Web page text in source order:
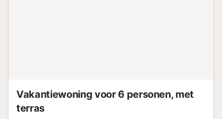
Vakantiewoning voor 6 personen, met
terras